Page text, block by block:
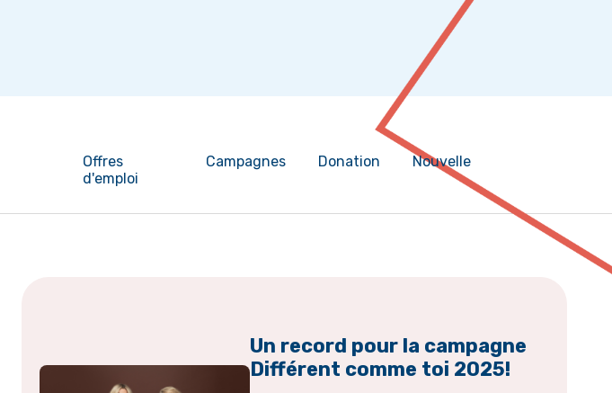
Offres
d'emploi
Campagnes Donation Nouvelle
Un record pour la campagne
Différent comme toi 2025!